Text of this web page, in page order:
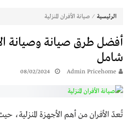
الرئيسية ⁄ صيانة الأفران المنزلية
أفضل طرق صيانة وصيانة
شامل
Admin Pricehome
08/02/2024
تُعدّ الأفران من أهم الأجهزة